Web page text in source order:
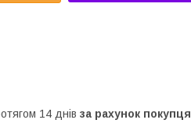
14 днів за рахунок покупця